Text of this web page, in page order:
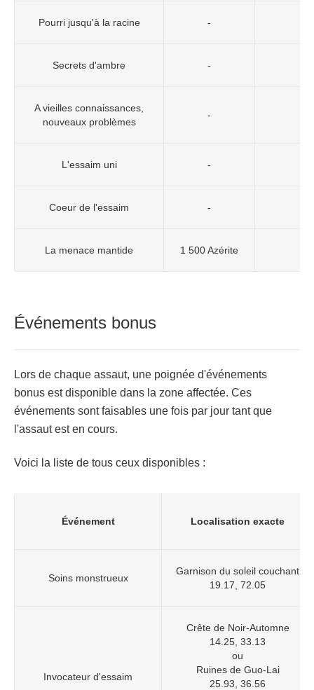
Pourri jusqu'à la racine -
Secrets d'ambre -
A vieilles connaissances,
nouveaux problèmes
-
L'essaim uni -
Coeur de l'essaim -
La menace mantide 1 500 Azérite
Événements bonus
Lors de chaque assaut, une poignée d'événements
bonus est disponible dans la zone affectée. Ces
événements sont faisables une fois par jour tant que
l'assaut est en cours.
Voici la liste de tous ceux disponibles :
Événement Localisation exacte
Soins monstrueux
Garnison du soleil couchant
19.17, 72.05
Invocateur d'essaim
Crête de Noir-Automne
14.25, 33.13
ou
Ruines de Guo-Lai
25.93, 36.56